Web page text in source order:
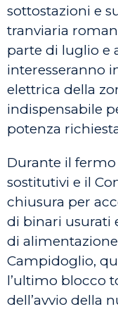
sottostazioni e
tranviaria
parte di luglio e
interesseranno
elettrica della
indispensabile
potenza
Durante il
sostitutivi e il
chiusura per
di binari usurati
di
Campidoglio,
l’ultimo blocco
dell’avvio della